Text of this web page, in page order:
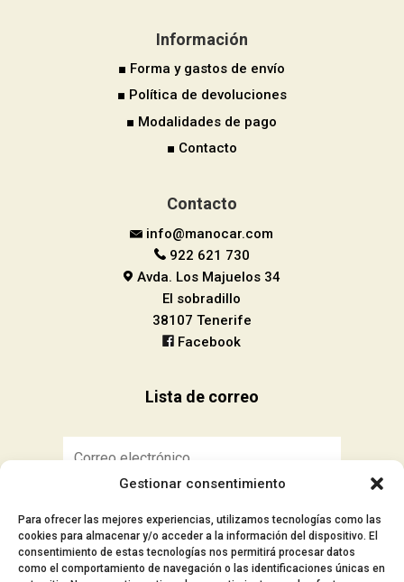
Gestionar consentimiento
Para ofrecer las mejores experiencias, utilizamos tecnologías como las
cookies para almacenar y/o acceder a la información del dispositivo. El
consentimiento de estas tecnologías nos permitirá procesar datos
como el comportamiento de navegación o las identificaciones únicas en
Información
■ Forma y gastos de envío
■ Política de devoluciones
■ Modalidades de pago
■ Contacto
Contacto
info@manocar.com
922 621 730
Avda. Los Majuelos 34
El sobradillo
38107 Tenerife
Facebook
Lista de correo